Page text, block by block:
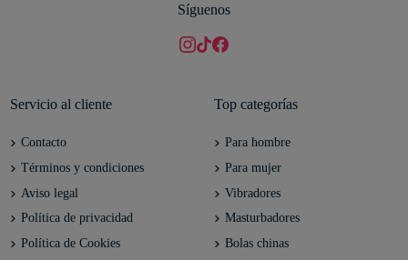
Síguenos
Servicio al cliente
Contacto
Términos y condiciones
Aviso legal
Política de privacidad
Política de Cookies
Top categorías
Para hombre
Para mujer
Vibradores
Masturbadores
Bolas chinas